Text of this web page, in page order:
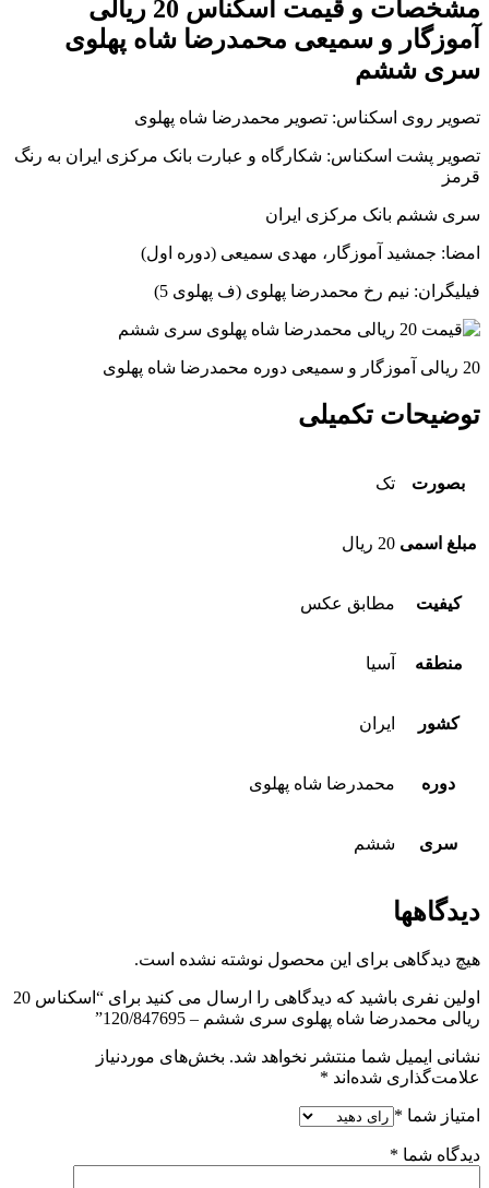
مشخصات و قیمت اسکناس 20 ریالی
آموزگار و سمیعی محمدرضا شاه پهلوی
سری ششم
تصویر روی اسکناس: تصویر محمدرضا شاه پهلوی
تصویر پشت اسکناس: شکارگاه و عبارت بانک مرکزی ایران به رنگ
قرمز
سری ششم بانک مرکزی ایران
امضا: جمشید آموزگار، مهدی سمیعی (دوره اول)
فیلیگران: نیم رخ محمدرضا پهلوی (ف پهلوی 5)
20 ریالی آموزگار و سمیعی دوره محمدرضا شاه پهلوی
توضیحات تکمیلی
بصورت تک
مبلغ اسمی 20 ریال
کیفیت مطابق عکس
منطقه آسیا
کشور ایران
دوره محمدرضا شاه پهلوی
سری ششم
دیدگاهها
هیچ دیدگاهی برای این محصول نوشته نشده است.
اولین نفری باشید که دیدگاهی را ارسال می کنید برای “اسکناس 20
ریالی محمدرضا شاه پهلوی سری ششم – 120/847695”
نشانی ایمیل شما منتشر نخواهد شد. بخش‌های موردنیاز
علامت‌گذاری شده‌اند *
امتیاز شما *
دیدگاه شما *